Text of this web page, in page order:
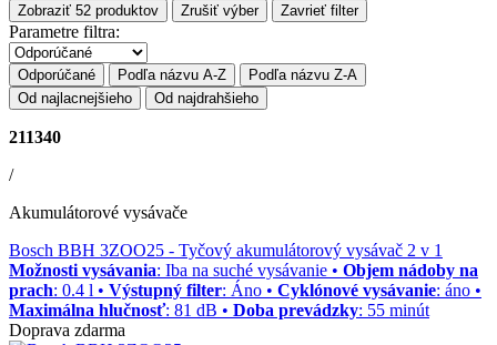
Zobraziť 52 produktov Zrušiť výber Zavrieť filter
Parametre filtra:
Odporúčané Podľa názvu A-Z
Podľa názvu Z-A
Od najlacnejšieho
Od najdrahšieho
211340
/
Akumulátorové vysávače
Bosch BBH 3ZOO25 - Tyčový akumulátorový vysávač 2 v 1
Možnosti vysávania: Iba na suché vysávanie • Objem nádoby na
prach: 0.4 l • Výstupný filter: Áno • Cyklónové vysávanie: áno •
Maximálna hlučnosť: 81 dB • Doba prevádzky: 55 minút
Doprava zdarma